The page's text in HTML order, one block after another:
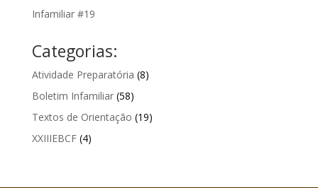
Infamiliar #19
Categorias:
Atividade Preparatória (8)
Boletim Infamiliar(58)
Textos de Orientação (19)
XXIIIEBCF(4)